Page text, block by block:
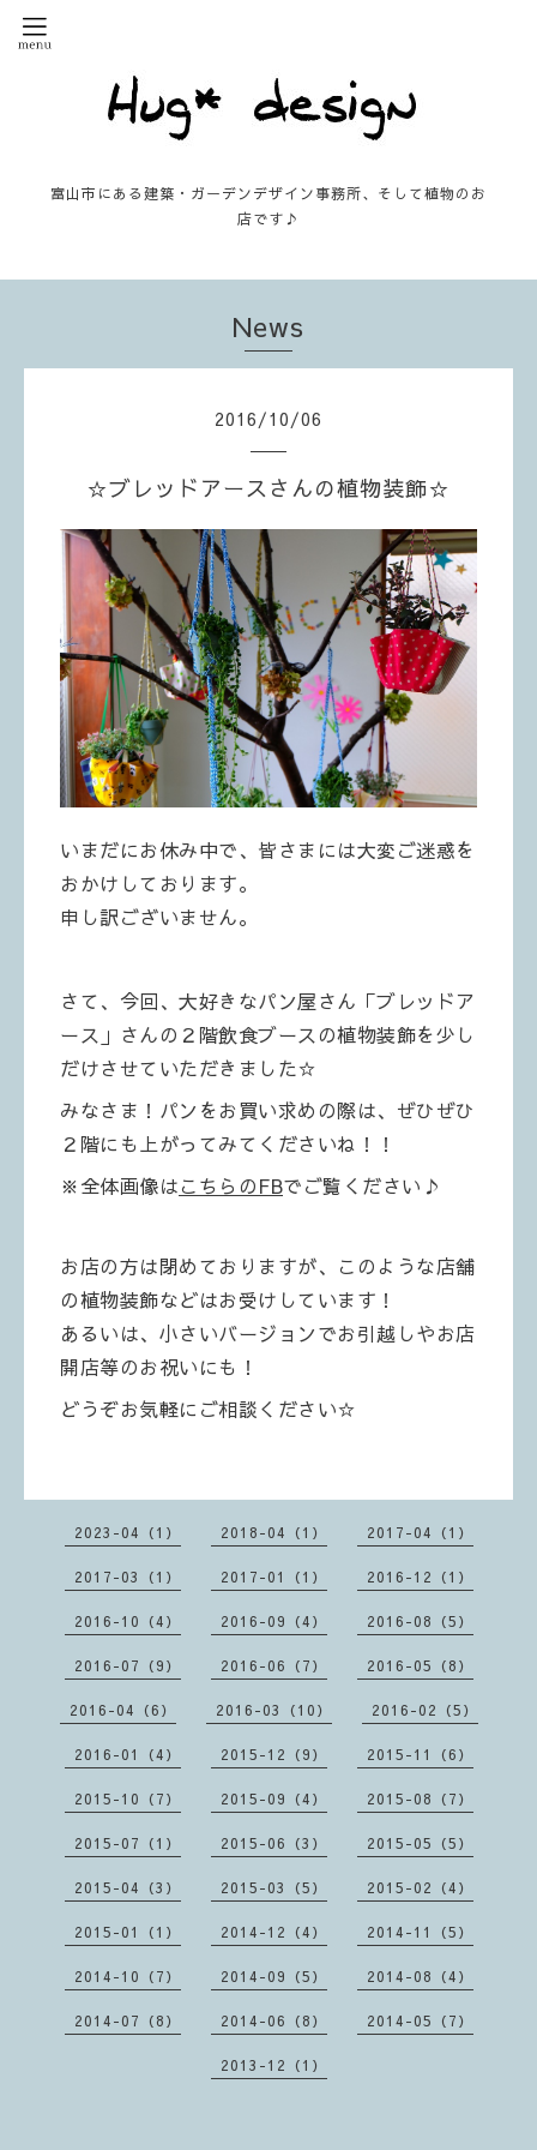
富山市にある建築・ガーデンデザイン事務所、そして植物のお
店です♪
News
2016/10/06
☆ブレッドアースさんの植物装飾☆
いまだにお休み中で、皆さまには大変ご迷惑を
おかけしております。
申し訳ございません。
さて、今回、大好きなパン屋さん「ブレッドア
ース」さんの２階飲食ブースの植物装飾を少し
だけさせていただきました☆
みなさま！パンをお買い求めの際は、ぜひぜひ
２階にも上がってみてくださいね！！
※全体画像はこちらのFBでご覧ください♪
お店の方は閉めておりますが、このような店舗
の植物装飾などはお受けしています！
あるいは、小さいバージョンでお引越しやお店
開店等のお祝いにも！
どうぞお気軽にご相談ください☆
2023-04（1） 2018-04（1） 2017-04（1）
2017-03（1） 2017-01（1） 2016-12（1）
2016-10（4） 2016-09（4） 2016-08（5）
2016-07（9） 2016-06（7） 2016-05（8）
2016-04（6） 2016-03（10） 2016-02（5）
2016-01（4） 2015-12（9） 2015-11（6）
2015-10（7） 2015-09（4） 2015-08（7）
2015-07（1） 2015-06（3） 2015-05（5）
2015-04（3） 2015-03（5） 2015-02（4）
2015-01（1） 2014-12（4） 2014-11（5）
2014-10（7） 2014-09（5） 2014-08（4）
2014-07（8） 2014-06（8） 2014-05（7）
2013-12（1）